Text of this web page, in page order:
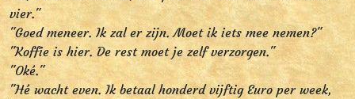
vier."
"Goed meneer. Ik zal er zijn. Moet ik iets mee nemen?"
"Koffie is hier. De rest moet je zelf verzorgen."
"Oké."
"Hé wacht even. Ik betaal honderd vijftig Euro per week,